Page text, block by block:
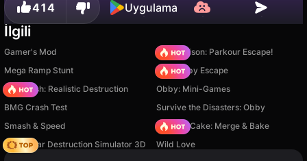
414 Uygulama
İlgili
Gamer's Mod
Barry Prison: Parkour Escape!
Mega Ramp Stunt
Your Obby Escape
Car Crush: Realistic Destruction
Obby: Mini-Games
BMG Crash Test
Survive the Disasters: Obby
Smash & Speed
Piece of Cake: Merge & Bake
Online Car Destruction Simulator 3D
Wild Love